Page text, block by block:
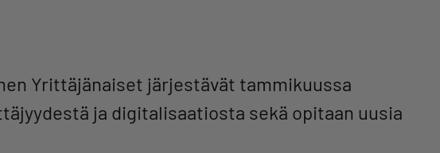
Yrittäjänaiset järjestävät tammikuussa
ja digitalisaatiosta sekä opitaan uusia